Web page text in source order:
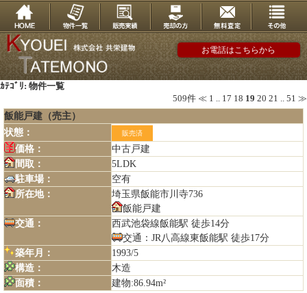
お電話はこちらから
ｶﾃｺﾞﾘ: 物件一覧
509件 ≪ 1 17 18 19 20 21 51 ≫
飯能戸建（売主）
状態：
販売済
価格：
中古戸建
間取：
5LDK
駐車場：
空有
所在地：
埼玉県飯能市川寺736
飯能戸建
交通：
西武池袋線飯能駅 徒歩14分
交通：JR八高線東飯能駅 徒歩17分
築年月：
1993/5
構造：
木造
面積：
建物:86.94m²